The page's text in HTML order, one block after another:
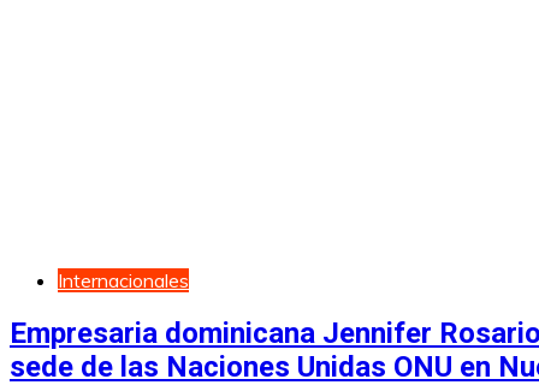
Internacionales
Empresaria dominicana Jennifer
sede de las Naciones Unidas ONU en